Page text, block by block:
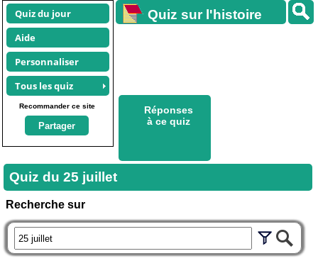
Quiz du jour
Aide
Personnaliser
Tous les quiz
Recommander ce site
Partager
Quiz sur l'histoire
Réponses
à ce quiz
Quiz du 25 juillet
Recherche sur